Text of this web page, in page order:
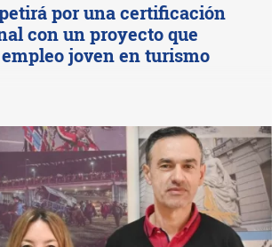
por una certificación
con un proyecto que
joven en turismo